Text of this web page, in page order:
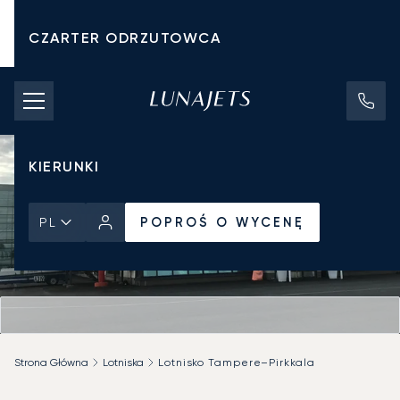
CZARTER ODRZUTOWCA
KOSZTY CZARTERU
PRYWATNE ODRZUTOWCE
KIERUNKI
PL POPROŚ O WYCENĘ
Strona Główna Lotniska Lotnisko Tampere–Pirkkala